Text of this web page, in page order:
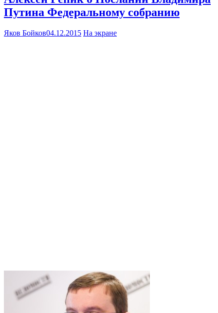
Путина Федеральному собранию
Яков Бойков04.12.2015 На экране